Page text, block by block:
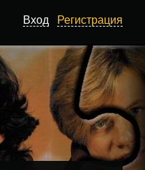
Вход Регистрация